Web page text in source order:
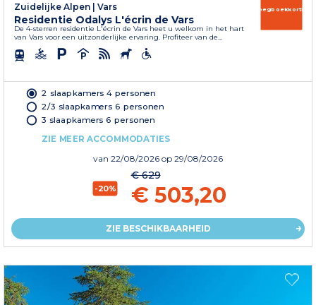
Zuidelijke Alpen
Vars
Residentie Odalys L'écrin de Vars
De 4-sterren residentie L'écrin de Vars heet u welkom in het hart
van Vars voor een uitzonderlijke ervaring. Profiteer van de...
Vroegboekkorting
2 slaapkamers 4 personen
2/3 slaapkamers 6 personen
3 slaapkamers 6 personen
ZIE MEER ACCOMMODATIES
van 22/08/2026 op 29/08/2026
-20%
€ 629
€ 503,20
ZIE BESCHIKBAARHEID